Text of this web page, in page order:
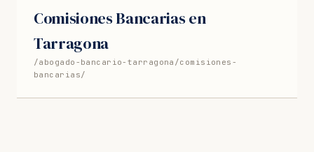
Comisiones Bancarias en
Tarragona
/abogado-bancario-tarragona/comisiones-
bancarias/